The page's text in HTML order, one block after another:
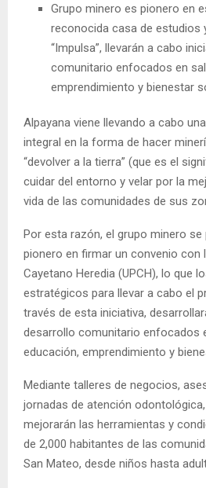
Grupo minero es pionero en
reconocida casa de estudios
“Impulsa”, llevarán a cabo
comunitario enfocados en
emprendimiento y bienestar
Alpayana viene llevando a cabo
integral en la forma de hacer
“devolver a la tierra” (que es el
cuidar del entorno y velar por la
vida de las comunidades de sus
Por esta razón, el grupo minero
pionero en firmar un convenio con
Cayetano Heredia (UPCH), lo que
estratégicos para llevar a cabo el
través de esta iniciativa,
desarrollo comunitario enfocados
educación, emprendimiento y
Mediante talleres de negocios,
jornadas de atención odontológica,
mejorarán las herramientas y
de 2,000 habitantes de las
San Mateo, desde niños hasta